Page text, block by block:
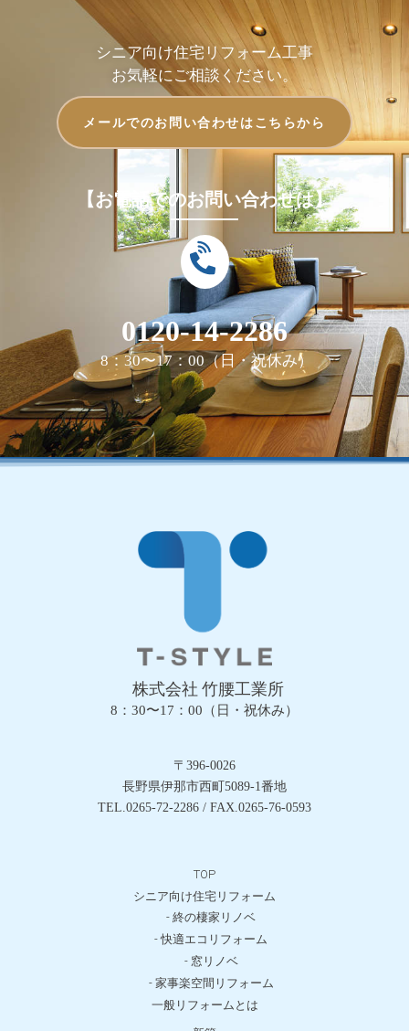
シニア向け住宅リフォーム工事
お気軽にご相談ください。
メールでのお問い合わせはこちらから
【お電話でのお問い合わせは】
0120-14-2286
8：30〜17：00（日・祝休み）
株式会社 竹腰工業所
8：30〜17：00（日・祝休み）
〒396-0026
長野県伊那市西町5089-1番地
TEL.0265-72-2286 / FAX.0265-76-0593
TOP
シニア向け住宅リフォーム
- 終の棲家リノベ
- 快適エコリフォーム
- 窓リノベ
- 家事楽空間リフォーム
一般リフォームとは